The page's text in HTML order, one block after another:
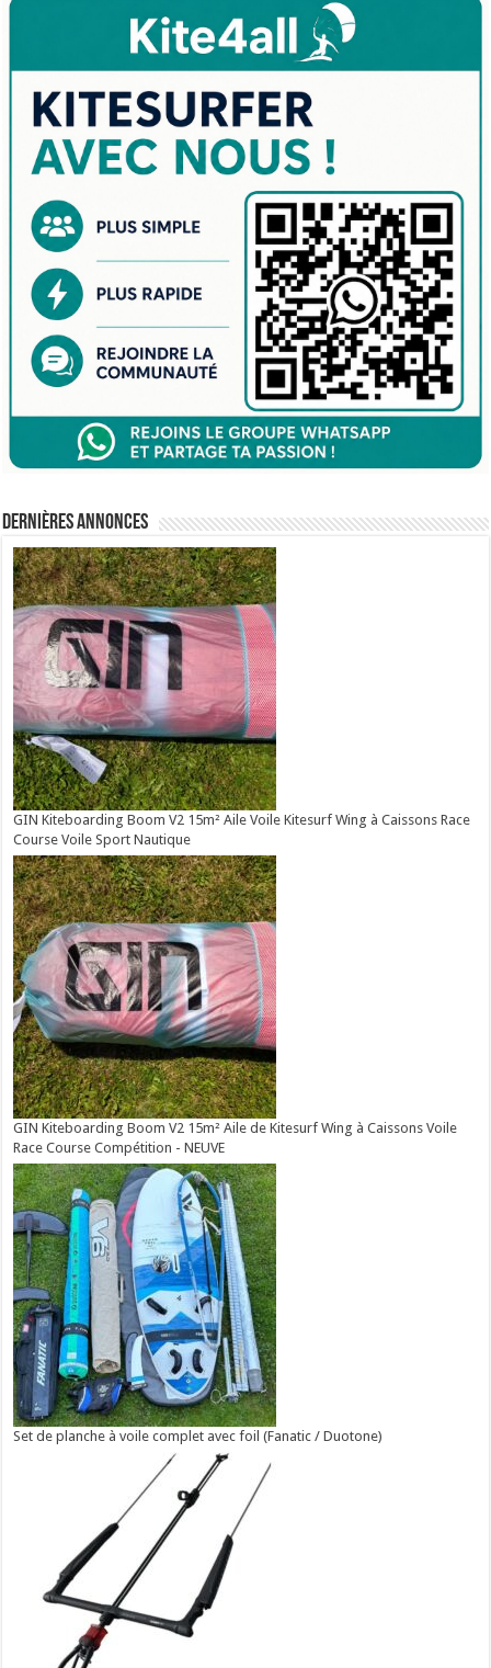
Dernières annonces
GIN Kiteboarding Boom V2 15m² Aile Voile Kitesurf Wing à Caissons Race
Course Voile Sport Nautique
GIN Kiteboarding Boom V2 15m² Aile de Kitesurf Wing à Caissons Voile
Race Course Compétition - NEUVE
Set de planche à voile complet avec foil (Fanatic / Duotone)